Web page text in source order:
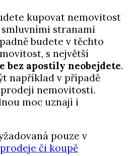
kupovat nemovitost
stranami
budete v těchto
s největší
bez apostily neobejdete.
například v případě
nemovitosti.
moc uznají i
pouze v
prodeje či koupě